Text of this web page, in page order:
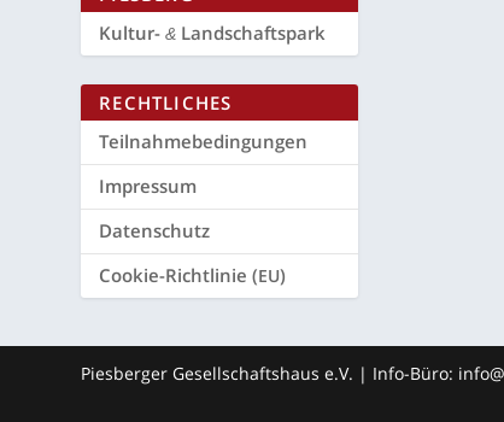
Kul­tur-& Landschaftspark
RECHT­LI­CHES
Teil­nah­me­be­din­gun­gen
Impres­sum
Daten­schutz
Coo­kie-Richt­li­nie (EU)
Piesberger Gesellschaftshaus e.V. | Info-Büro: